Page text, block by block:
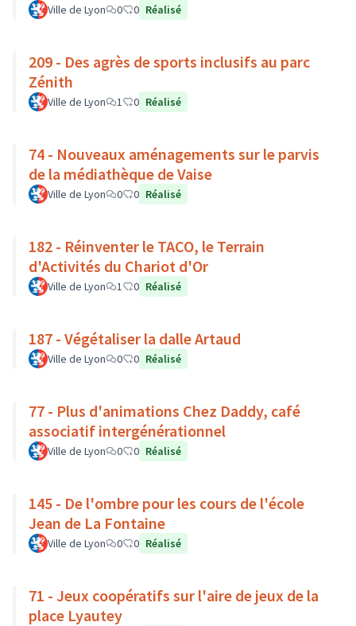
Ville de Lyon 0 0 Réalisé
209 - Des agrès de sports inclusifs au parc
Zénith
Ville de Lyon 1 0 Réalisé
74 - Nouveaux aménagements sur le parvis
de la médiathèque de Vaise
Ville de Lyon 0 0 Réalisé
182 - Réinventer le TACO, le Terrain
d'Activités du Chariot d'Or
Ville de Lyon 1 0 Réalisé
187 - Végétaliser la dalle Artaud
Ville de Lyon 0 0 Réalisé
77 - Plus d'animations Chez Daddy, café
associatif intergénérationnel
Ville de Lyon 0 0 Réalisé
145 - De l'ombre pour les cours de l'école
Jean de La Fontaine
Ville de Lyon 0 0 Réalisé
71 - Jeux coopératifs sur l'aire de jeux de la
place Lyautey